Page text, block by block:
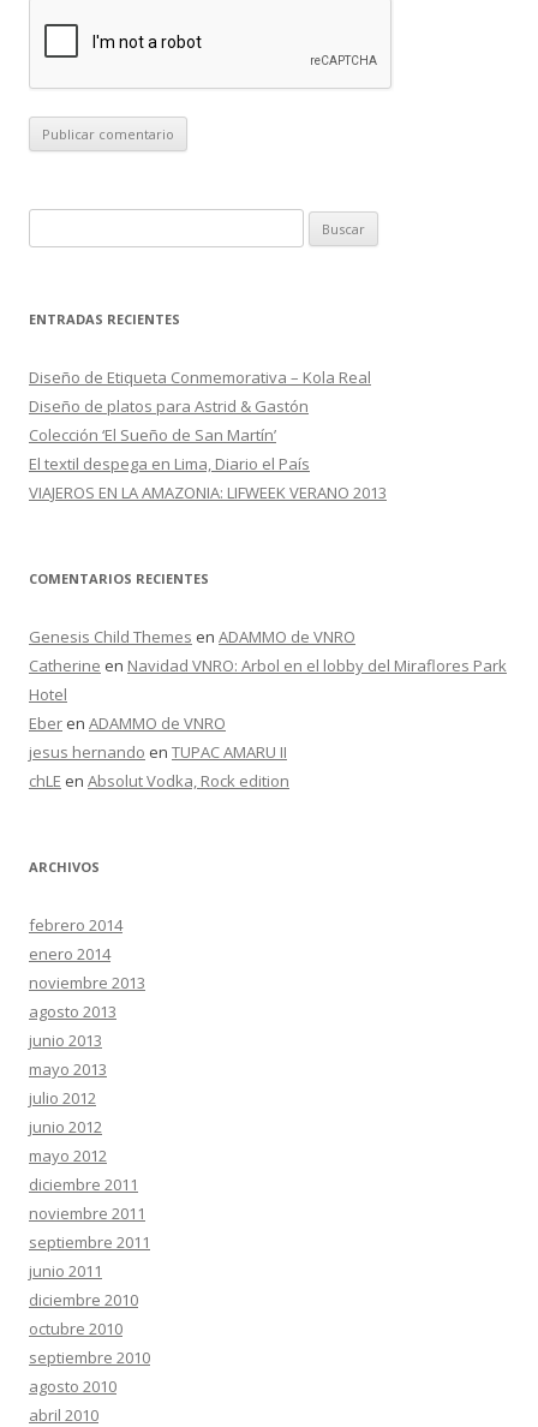
u
c
r
:
ENTRADAS RECIENTES
Diseño de Etiqueta Conmemorativa – Kola Real
Diseño de platos para Astrid & Gastón
Colección ‘El Sueño de San Martín’
El textil despega en Lima, Diario el País
VIAJEROS EN LA AMAZONIA: LIFWEEK VERANO 2013
COMENTARIOS RECIENTES
Genesis Child Themes en ADAMMO de VNRO
Catherine en Navidad VNRO: Arbol en el lobby del Miraflores Park
Hotel
Eber en ADAMMO de VNRO
jesus hernando en TUPAC AMARU II
chLE en Absolut Vodka, Rock edition
ARCHIVOS
febrero 2014
enero 2014
noviembre 2013
agosto 2013
junio 2013
mayo 2013
julio 2012
junio 2012
mayo 2012
diciembre 2011
noviembre 2011
septiembre 2011
junio 2011
diciembre 2010
octubre 2010
septiembre 2010
agosto 2010
abril 2010